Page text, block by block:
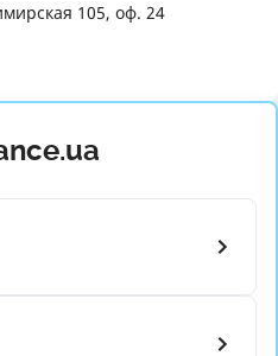
105, оф. 24